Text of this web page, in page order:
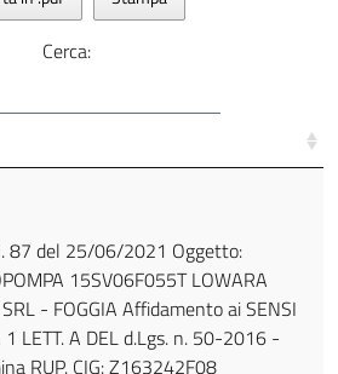
Cerca:
87 del 25/06/2021 Oggetto:
15SV06F055T LOWARA
- FOGGIA Affidamento ai SENSI
1 LETT. A DEL d.Lgs. n. 50-2016 -
RUP. CIG: Z163242F08